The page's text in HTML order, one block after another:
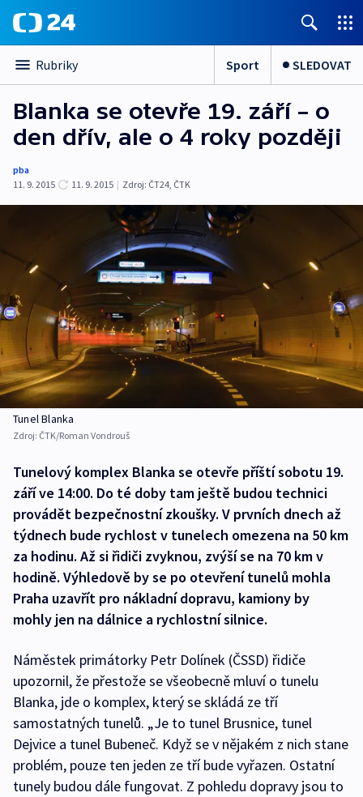
Rubriky Sport SLEDOVAT
Blanka se otevře 19. září – o
den dřív, ale o 4 roky později
pba
11. 9. 2015
11. 9. 2015 | Zdroj: ČT24, ČTK
Tunel Blanka
Zdroj: ČTK/Roman Vondrouš
Tunelový komplex Blanka se otevře příští sobotu 19.
září ve 14:00. Do té doby tam ještě budou technici
provádět bezpečnostní zkoušky. V prvních dnech až
týdnech bude rychlost v tunelech omezena na 50 km
za hodinu. Až si řidiči zvyknou, zvýší se na 70 km v
hodině. Výhledově by se po otevření tunelů mohla
Praha uzavřít pro nákladní dopravu, kamiony by
mohly jen na dálnice a rychlostní silnice.
Náměstek primátorky Petr Dolínek (ČSSD) řidiče
upozornil, že přestože se všeobecně mluví o tunelu
Blanka, jde o komplex, který se skládá ze tří
samostatných tunelů. „Je to tunel Brusnice, tunel
Dejvice a tunel Bubeneč. Když se v nějakém z nich stane
problém, pouze ten jeden ze tří bude vyřazen. Ostatní
tunely budou dále fungovat. Z pohledu dopravy jsou to